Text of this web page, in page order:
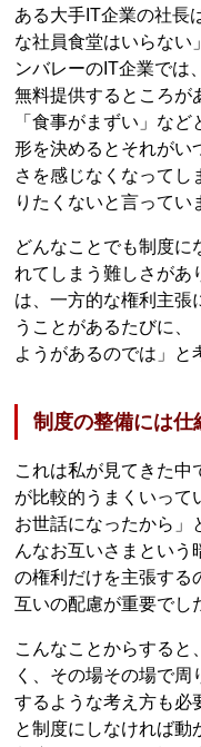
ある大手IT企業の社長
な社員食堂はいらない
ンバレーのIT企業では
無料提供するところが
「食事がまずい」な
形を決めるとそれがい
さを感じなくなってし
りたくないと言ってい
どんなことでも制度に
れてしまう難しさがあ
は、一方的な権利主張
うことがあるたびに、
ようがあるのでは」と
制度の整備には仕
これは私が見てきた中
が比較的うまくいって
お世話になったから」
んなお互いさまという
の権利だけを主張する
互いの配慮が重要でし
こんなことからすると
く、その場その場で
するような考え方も必
と制度にしなければ動